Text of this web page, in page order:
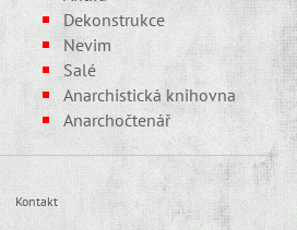
Dekonstrukce
Nevim
Salé
Anarchistická knihovna
Anarchočtenář
Kontakt